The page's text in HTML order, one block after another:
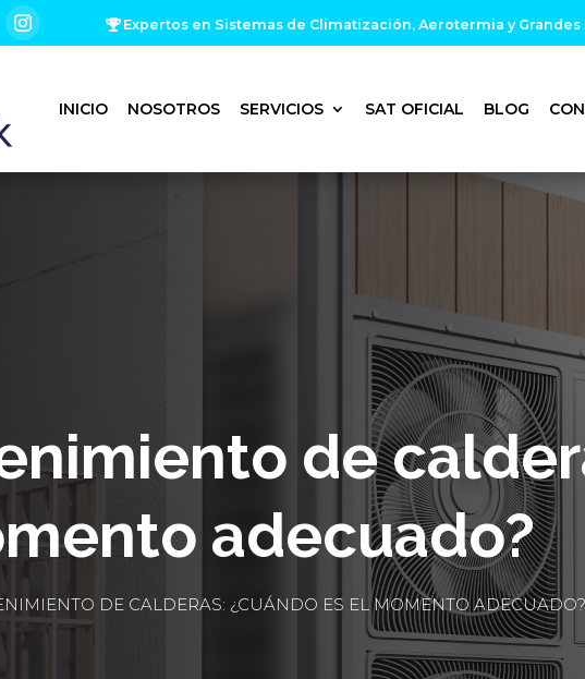
Expertos en Sistemas de Climatización, Aerotermia y
INICIO NOSOTROS SERVICIOS SAT OFICIAL BLOG
de
adecuado?
DE CALDERAS: ¿CUÁNDO ES EL MOMENTO ADECUADO?